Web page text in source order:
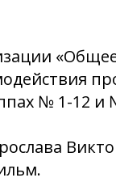
№ 1-12 и